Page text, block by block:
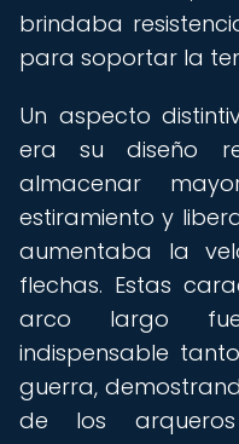
brindaba
para soportar la
Un aspecto
era su diseño
almacenar
estiramiento y
aumentaba la
flechas. Estas
arco largo
indispensable
guerra,
de los